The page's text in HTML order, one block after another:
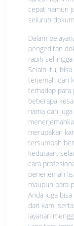
cepat namun
seluruh
Dalam
pengeditan
rapih
Selain itu,
terjemah dari
terhadap para
beberapa
nama dan
merupakan
tersumpah
kedutaan,
cara
penerjemah
maupun para
Anda juga
dari kami
layanan